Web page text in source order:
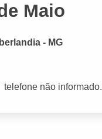
Maio
- MG
telefone não informado.